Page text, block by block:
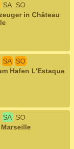
SA SO
in Château
SA SO
Hafen L'Estaque
SA SO